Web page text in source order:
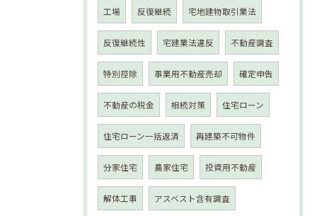
工場 反復継続 宅地建物取引業法
反復継続性 宅建業法違反 不動産調査
特別控除 事業用不動産売却 確定申告
不動産の税金 相続対策 住宅ローン
住宅ローン一括返済 再建築不可物件
分家住宅 農家住宅 投資用不動産
解体工事 アスベスト含有調査